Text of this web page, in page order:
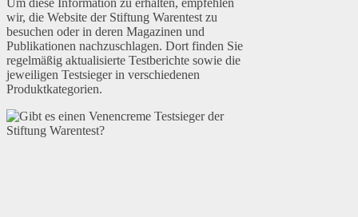
Um diese Information zu erhalten, empfehlen
wir, die Website der Stiftung Warentest zu
besuchen oder in deren Magazinen und
Publikationen nachzuschlagen. Dort finden Sie
regelmäßig aktualisierte Testberichte sowie die
jeweiligen Testsieger in verschiedenen
Produktkategorien.